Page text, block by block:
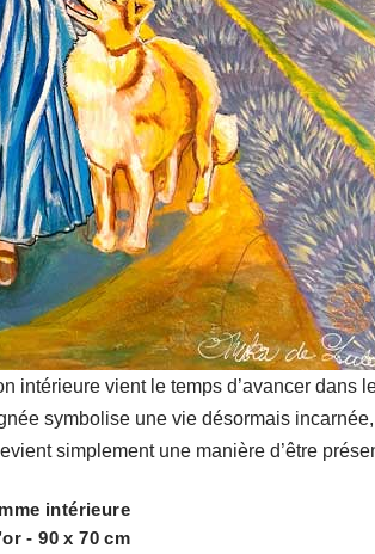
intérieure vient le temps d’avancer dans
symbolise une vie désormais
simplement une manière d’être
intérieure
- 90 x 70 cm